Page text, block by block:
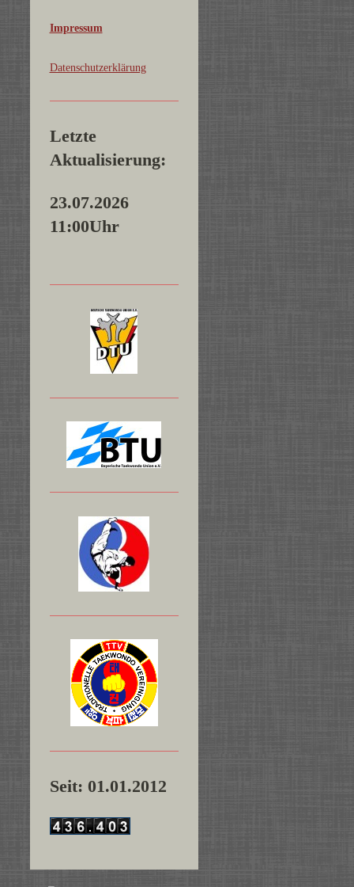
Impressum
Datenschutzerklärung
Letzte
Aktualisierung:
23.07.2026
11:00Uhr
Seit: 01.01.2012